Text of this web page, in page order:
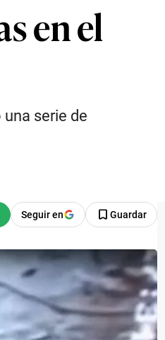
en el
serie de
Seguir en Guardar